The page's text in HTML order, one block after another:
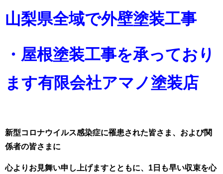
山梨県全域で外壁塗装工事
・屋根塗装工事を承っており
ます有限会社アマノ塗装店
新型コロナウイルス感染症に罹患された皆さま、および関
係者の皆さまに
心よりお見舞い申し上げますとともに、1日も早い収束を心